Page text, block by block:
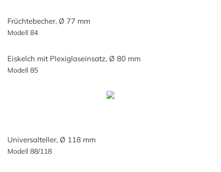
Früchtebecher, Ø 77 mm
Modell 84
Eiskelch mit Plexiglaseinsatz, Ø 80 mm
Modell 85
Universalteller, Ø 118 mm
Modell 88/118